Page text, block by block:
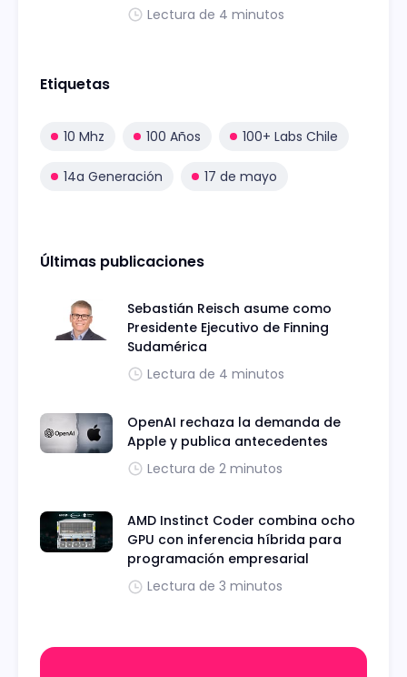
Lectura de 4 minutos
Etiquetas
10 Mhz 100 Años 100+ Labs Chile
14a Generación 17 de mayo
Últimas publicaciones
Sebastián Reisch asume como
Presidente Ejecutivo de Finning
Sudamérica
Lectura de 4 minutos
OpenAI rechaza la demanda de
Apple y publica antecedentes
Lectura de 2 minutos
AMD Instinct Coder combina ocho
GPU con inferencia híbrida para
programación empresarial
Lectura de 3 minutos